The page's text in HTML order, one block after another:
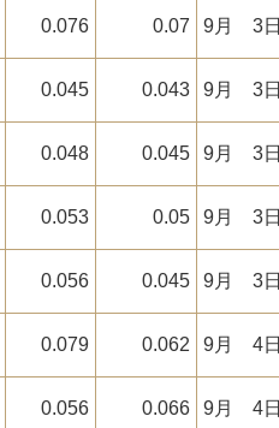
0.076 0.07 9月 3日
0.045 0.043 9月 3日
0.048 0.045 9月 3日
0.053 0.05 9月 3日
0.056 0.045 9月 3日
0.079 0.062 9月 4日
0.056 0.066 9月 4日